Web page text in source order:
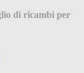
di ricambi per